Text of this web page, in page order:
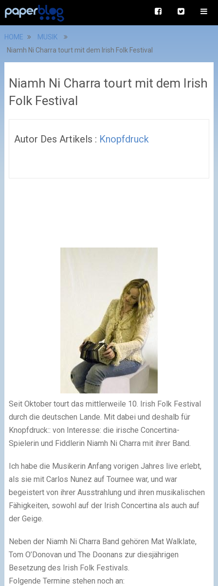
HOME
MUSIK
Niamh Ni Charra tourt mit dem Irish Folk Festival
Niamh Ni Charra tourt mit dem Irish
Folk Festival
Autor Des Artikels : Knopfdruck
Seit Oktober tourt das mittlerweile 10. Irish Folk Festival
durch die deutschen Lande. Mit dabei und deshalb für
Knopfdruck:: von Interesse: die irische Concertina-
Spielerin und Fiddlerin Niamh Ni Charra mit ihrer Band.
Ich habe die Musikerin Anfang vorigen Jahres live erlebt,
als sie mit Carlos Nunez auf Tournee war, und war
begeistert von ihrer Ausstrahlung und ihren musikalischen
Fähigkeiten, sowohl auf der Irish Concertina als auch auf
der Geige.
Neben der Niamh Ni Charra Band gehören Mat Walklate,
Tom O’Donovan und The Doonans zur diesjährigen
Besetzung des Irish Folk Festivals.
Folgende Termine stehen noch an: